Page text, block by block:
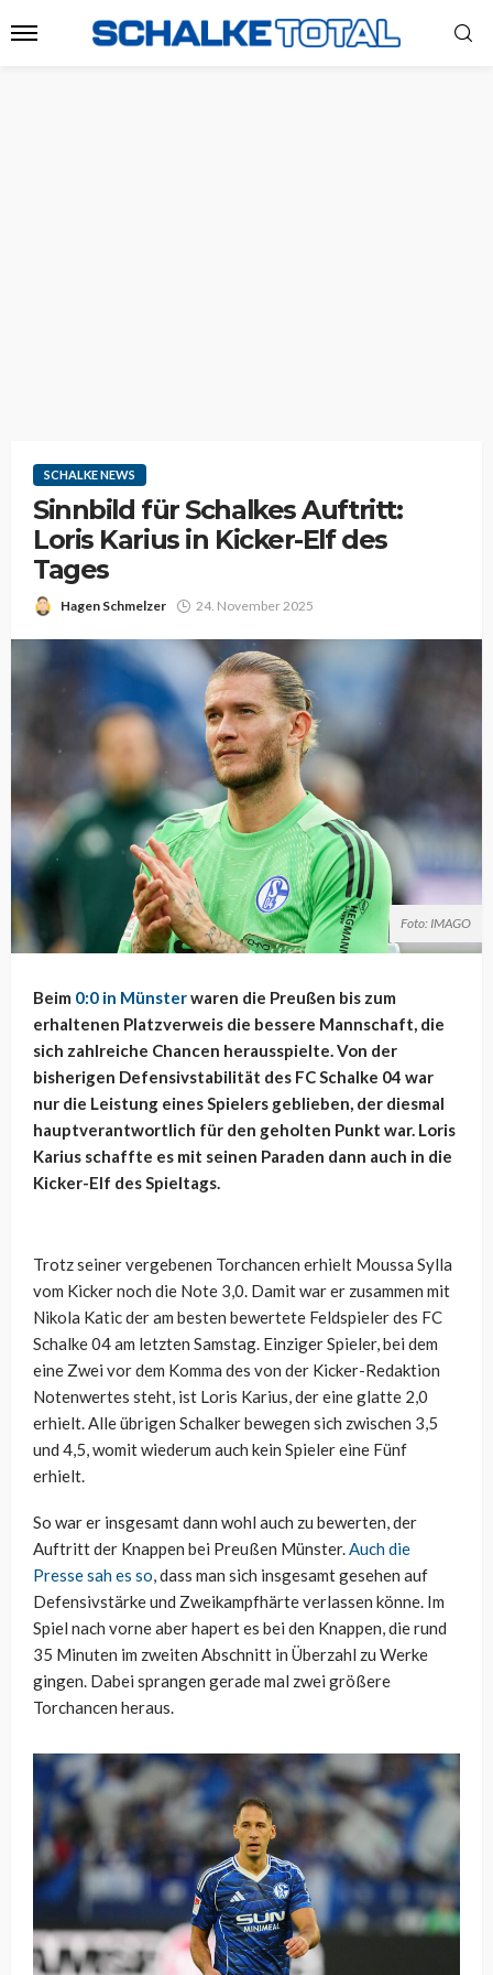
SCHALKE NEWS
Sinnbild für Schalkes Auftritt:
Loris Karius in Kicker-Elf des
Tages
Hagen Schmelzer 24. November 2025
Foto: IMAGO
Beim 0:0 in Münsterwaren die Preußen bis zum
erhaltenen Platzverweis die bessere Mannschaft, die
sich zahlreiche Chancen herausspielte. Von der
bisherigen Defensivstabilität des FC Schalke 04 war
nur die Leistung eines Spielers geblieben, der diesmal
hauptverantwortlich für den geholten Punkt war. Loris
Karius schaffte es mit seinen Paraden dann auch in die
Kicker-Elf des Spieltags.
Trotz seiner vergebenen Torchancen erhielt Moussa Sylla
vom Kicker noch die Note 3,0. Damit war er zusammen mit
Nikola Katic der am besten bewertete Feldspieler des FC
Schalke 04 am letzten Samstag. Einziger Spieler, bei dem
eine Zwei vor dem Komma des von der Kicker-Redaktion
Notenwertes steht, ist Loris Karius, der eine glatte 2,0
erhielt. Alle übrigen Schalker bewegen sich zwischen 3,5
und 4,5, womit wiederum auch kein Spieler eine Fünf
erhielt.
So war er insgesamt dann wohl auch zu bewerten, der
Auftritt der Knappen bei Preußen Münster.Auch die
Presse sah es so, dass man sich insgesamt gesehen auf
Defensivstärke und Zweikampfhärte verlassen könne. Im
Spiel nach vorne aber hapert es bei den Knappen, die rund
35 Minuten im zweiten Abschnitt in Überzahl zu Werke
gingen. Dabei sprangen gerade mal zwei größere
Torchancen heraus.